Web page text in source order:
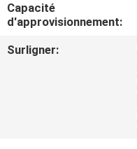
NOUVELLES
Capacité
d'approvisionnement:
Surligner: